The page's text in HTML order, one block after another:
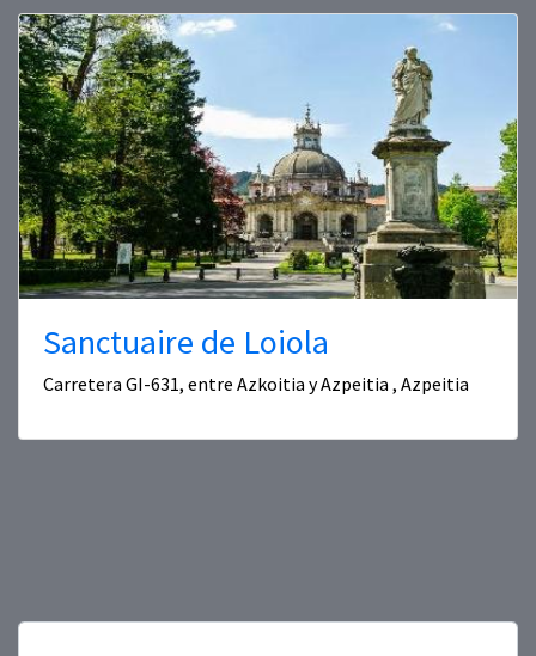
Sanctuaire de Loiola
Carretera GI-631, entre Azkoitia y Azpeitia , Azpeitia